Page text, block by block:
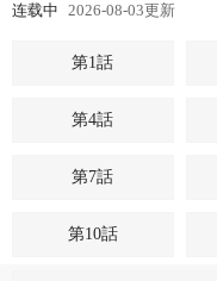
连载中 2026-08-03更新
第1話
第4話
第7話
第10話